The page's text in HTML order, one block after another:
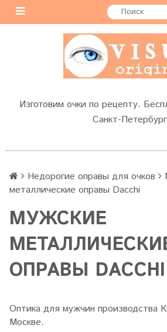
Изготовим очки по рецепту.
Санкт-Петербург
Недорогие оправы для очков
металлические оправы Dacchi
МУЖСКИЕ
ОПРАВЫ DACCHI
Оптика для мужчин производства
Москве.